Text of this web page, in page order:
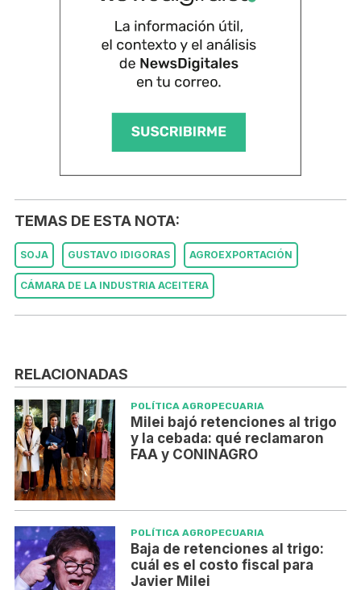
TEMAS DE ESTA NOTA:
SOJA GUSTAVO IDIGORAS AGROEXPORTACIÓN
CÁMARA DE LA INDUSTRIA ACEITERA
RELACIONADAS
POLÍTICA AGROPECUARIA
Milei bajó retenciones al trigo
y la cebada: qué reclamaron
FAA y CONINAGRO
POLÍTICA AGROPECUARIA
Baja de retenciones al trigo:
cuál es el costo fiscal para
Javier Milei